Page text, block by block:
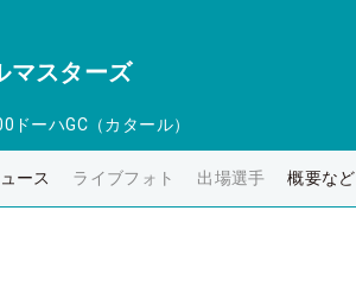
マスターズ
ドーハGC（カタール）
ース ライブフォト 出場選手 概要など